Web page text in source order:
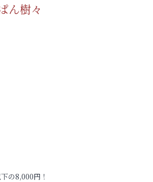
ん樹々
の8,000円！